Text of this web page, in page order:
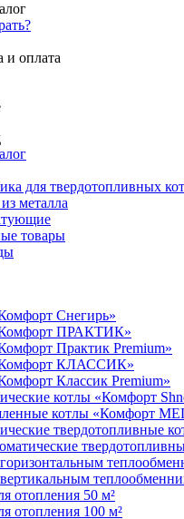
и оплата
для твердотопливных
металла
товары
Снегирь»
ПРАКТИК»
Практик Premium»
КЛАССИК»
Классик Premium»
котлы «Комфорт
котлы «Комфорт
твердотопливные
отопления 50 м²
отопления 100 м²